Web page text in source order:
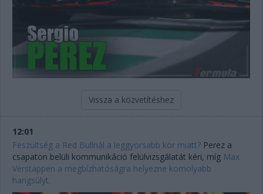
Vissza a közvetítéshez
12:01
Feszültség a Red Bullnál a leggyorsabb kör miatt? Perez a
csapaton belüli kommunikáció felülvizsgálatát kéri, míg Max
Verstappen a megbízhatóságra helyezne komolyabb
hangsúlyt.